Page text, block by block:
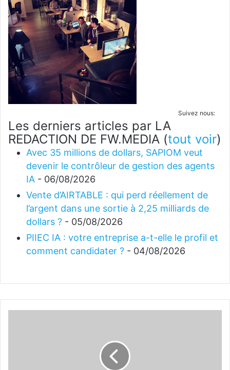
Suivez nous:
Les derniers articles par LA
REDACTION DE FW.MEDIA (tout voir)
Avec 35 millions de dollars, SAPIOM veut
devenir le contrôleur de gestion des agents
IA - 06/08/2026
Vente d’AIRTABLE : qui perd réellement de
l’argent dans une sortie à 2,25 milliards de
dollars ? - 05/08/2026
PIIEC IA : votre entreprise a-t-elle le profil et
comment candidater ? - 04/08/2026